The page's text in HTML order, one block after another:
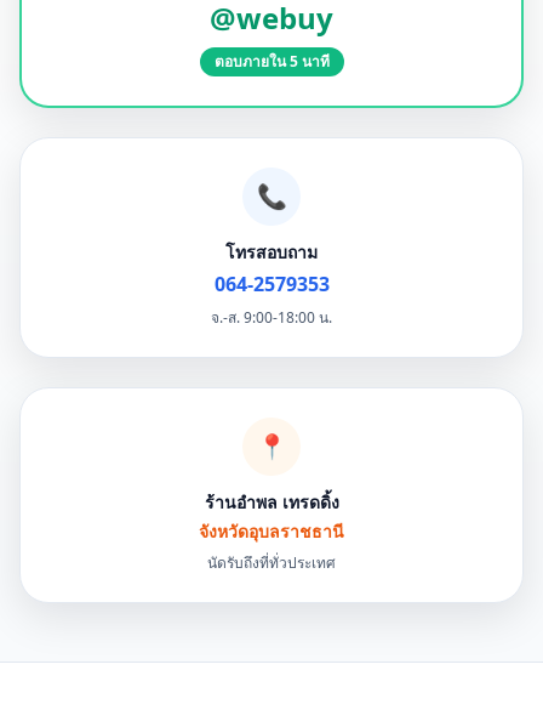
@webuy
ตอบภายใน 5 นาที
📞
โทรสอบถาม
064-2579353
จ.-ส. 9:00-18:00 น.
📍
ร้านอำพล เทรดดิ้ง
จังหวัดอุบลราชธานี
นัดรับถึงที่ทั่วประเทศ